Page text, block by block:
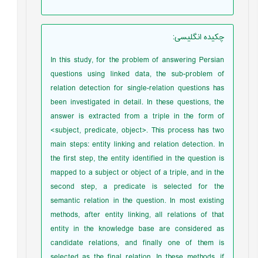
چکیده انگلیسی:
In this study, for the problem of answering Persian
questions using linked data, the sub-problem of
relation detection for single-relation questions has
been investigated in detail. In these questions, the
answer is extracted from a triple in the form of
<subject, predicate, object>. This process has two
main steps: entity linking and relation detection. In
the first step, the entity identified in the question is
mapped to a subject or object of a triple, and in the
second step, a predicate is selected for the
semantic relation in the question. In most existing
methods, after entity linking, all relations of that
entity in the knowledge base are considered as
candidate relations, and finally one of them is